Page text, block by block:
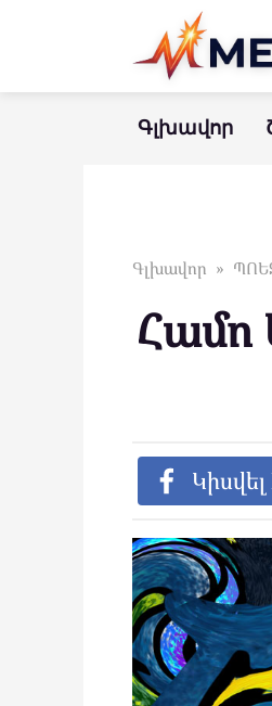
Գլխավոր
Գլխավոր »
Համո